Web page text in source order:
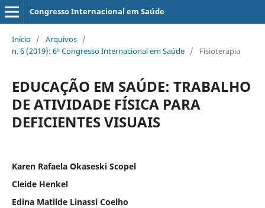
Congresso Internacional em Saúde
Início / Arquivos /
n. 6 (2019): 6º Congresso Internacional em Saúde / Fisioterapia
EDUCAÇÃO EM SAÚDE: TRABALHO
DE ATIVIDADE FÍSICA PARA
DEFICIENTES VISUAIS
Karen Rafaela Okaseski Scopel
Cleide Henkel
Edina Matilde Linassi Coelho